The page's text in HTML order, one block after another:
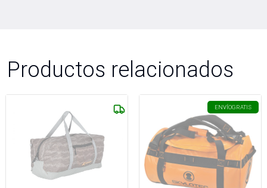
Productos relacionados
ENVÍOGRATIS